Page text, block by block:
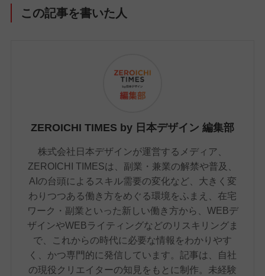
この記事を書いた人
ZEROICHI TIMES by 日本デザイン 編集部
株式会社日本デザインが運営するメディア、
ZEROICHI TIMESは、副業・兼業の解禁や普及、
AIの台頭によるスキル需要の変化など、大きく変
わりつつある働き方をめぐる環境をふまえ、在宅
ワーク・副業といった新しい働き方から、WEBデ
ザインやWEBライティングなどのリスキリングま
で、これからの時代に必要な情報をわかりやす
く、かつ専門的に発信しています。記事は、自社
の現役クリエイターの知見をもとに制作。未経験